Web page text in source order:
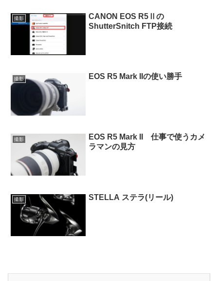
撮影
CANON EOS R5Ⅱの
ShutterSnitch FTP接続
撮影 EOS R5 Mark IIの使い勝手
撮影
EOS R5 Mark II 仕事で使うカメ
ラマンの見方
撮影 STELLA ステラ(リール)